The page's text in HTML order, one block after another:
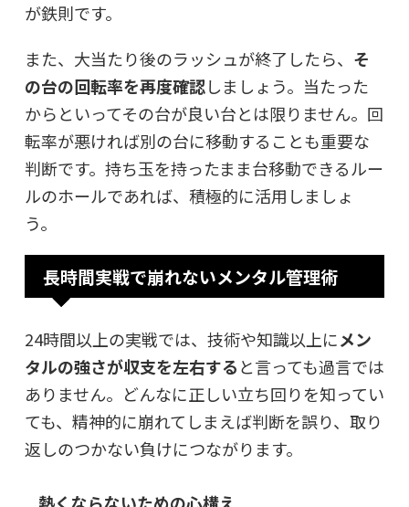
が鉄則です。
また、大当たり後のラッシュが終了したら、 そ
の台の回転率を再度確認しましょう。当たった
からといってその台が良い台とは限りません。回
転率が悪ければ別の台に移動することも重要な
判断です。持ち玉を持ったまま台移動できるルー
ルのホールであれば、積極的に活用しましょ
う。
長時間実戦で崩れないメンタル管理術
24時間以上の実戦では、技術や知識以上にメン
タルの強さが収支を左右すると言っても過言では
ありません。どんなに正しい立ち回りを知ってい
ても、精神的に崩れてしまえば判断を誤り、取り
返しのつかない負けにつながります。